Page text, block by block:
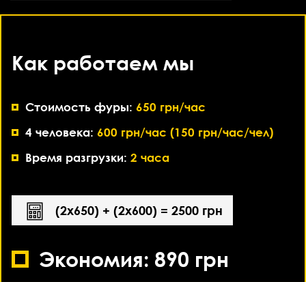
Как работаем мы
Стоимость фуры: 650 грн/час
4 человека: 600 грн/час (150 грн/час/чел)
Время разгрузки: 2 часа
(2х650) + (2х600) = 2500 грн
Экономия: 890 грн